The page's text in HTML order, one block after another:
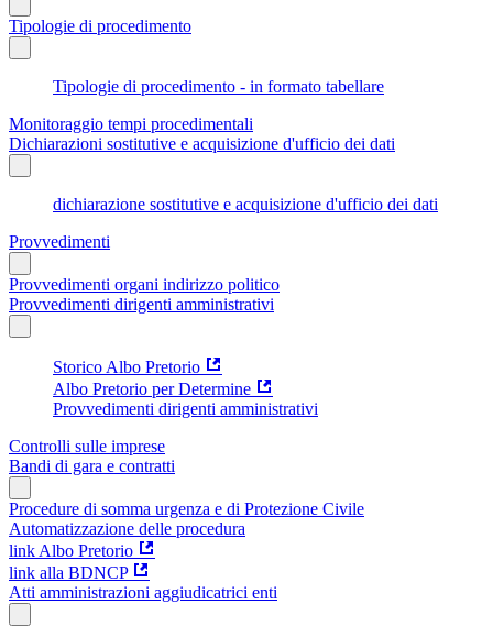
Tipologie di procedimento
Tipologie di procedimento - in formato tabellare
Monitoraggio tempi procedimentali
Dichiarazioni sostitutive e acquisizione d'ufficio dei dati
dichiarazione sostitutive e acquisizione d'ufficio dei dati
Provvedimenti
Provvedimenti organi indirizzo politico
Provvedimenti dirigenti amministrativi
Storico Albo Pretorio
Albo Pretorio per Determine
Provvedimenti dirigenti amministrativi
Controlli sulle imprese
Bandi di gara e contratti
Procedure di somma urgenza e di Protezione Civile
Automatizzazione delle procedura
link Albo Pretorio
link alla BDNCP
Atti amministrazioni aggiudicatrici enti